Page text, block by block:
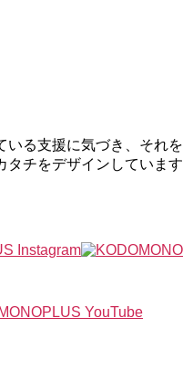
る支援に気づき、それ
チをデザインしています